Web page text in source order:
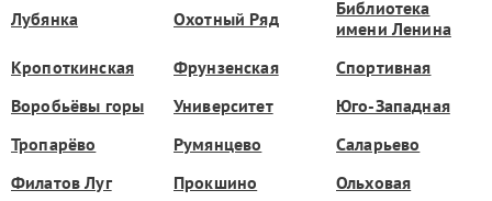
Лубянка Охотный Ряд
Библиотека
имени Ленина
Кропоткинская
Фрунзенская
Спортивная
Воробьёвы горы
Университет
Юго-Западная
Тропарёво
Румянцево
Саларьево
Филатов Луг
Прокшино
Ольховая